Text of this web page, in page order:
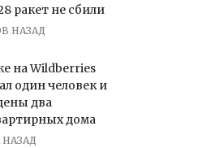
ракет не сбили
НАЗАД
на Wildberries
один человек и
два
дома
НАЗАД